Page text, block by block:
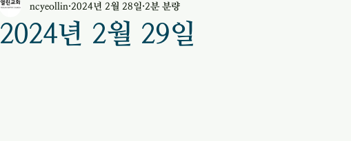
2024년 2월 29일
ncyeollin 2024년 2월 28일 2분 분량